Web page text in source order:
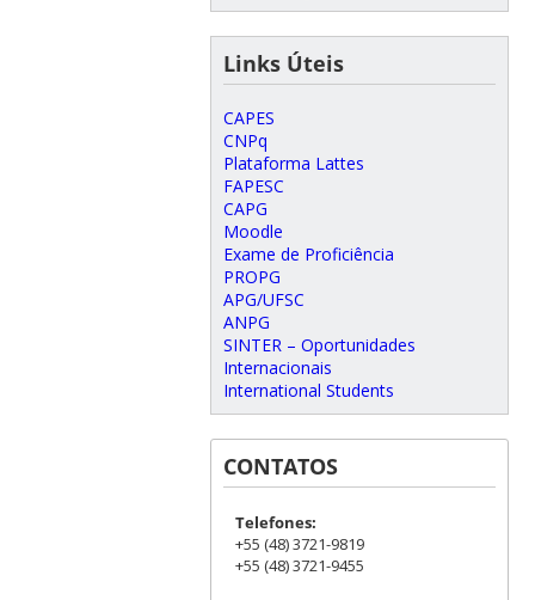
Links Úteis
CAPES
CNPq
Plataforma Lattes
FAPESC
CAPG
Moodle
Exame de Proficiência
PROPG
APG/UFSC
ANPG
SINTER – Oportunidades
Internacionais
International Students
CONTATOS
Telefones:
+55 (48) 3721-9819
+55 (48) 3721-9455